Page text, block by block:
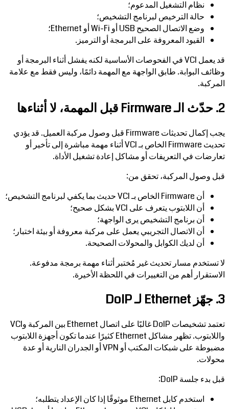
نظام التشغيل المدعوم؛
حالة الترخيص لبرنامج التشخيص؛
وضع الاتصال الصحيح USB أو Wi-Fi أو Ethernet؛
القيود المعروفة على البرمجة أو الترميز.
قد يعمل VCI في الفحوصات الأساسية لكنه يفشل أثناء البرمجة أو
وظائف البوابة. طابق الواجهة مع المهمة دائمًا، وليس فقط مع علامة
المركبة.
2. حدّث الـ Firmware قبل المهمة، لا أثناءها
يجب إكمال تحديثات Firmware قبل وصول مركبة العميل. قد يؤدي
تحديث Firmware الخاص بـ VCI أثناء مهمة مباشرة إلى تأخير أو
تعارضات في التعريفات أو مشاكل إعادة تشغيل الأداة.
قبل وصول المركبة، تحقق من:
أن Firmware الخاص بـ VCI حديث بما يكفي لبرنامج التشخيص؛
أن اللابتوب يتعرف على VCI بشكل صحيح؛
أن برنامج التشخيص يرى الواجهة؛
أن الاتصال التجريبي يعمل على مركبة معروفة أو بيئة اختبار؛
أن لديك الكوابل والمحولات الصحيحة.
لا تستخدم مسار تحديث غير مُختبر أثناء مهمة برمجة مدفوعة.
الاستقرار أهم من التغييرات في اللحظة الأخيرة.
3. جهّز Ethernet لـ DoIP
تعتمد تشخيصات DoIP غالبًا على اتصال Ethernet بين المركبة وVCI
واللابتوب. تظهر مشاكل Ethernet كثيرًا عندما تكون أجهزة اللابتوب
مضبوطة على شبكات المكتب أو VPN أو الجدران النارية أو عدة
محولات.
قبل بدء جلسة DoIP:
استخدم كابل Ethernet موثوقًا إذا كان الإعداد يتطلبه؛